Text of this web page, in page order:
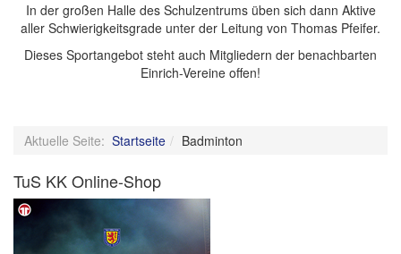
In der großen Halle des Schulzentrums üben sich dann Aktive
aller Schwierigkeitsgrade unter der Leitung von Thomas Pfeifer.
Dieses Sportangebot steht auch Mitgliedern der benachbarten
Einrich-Vereine offen!
Aktuelle Seite: Startseite Badminton
TuS KK Online-Shop